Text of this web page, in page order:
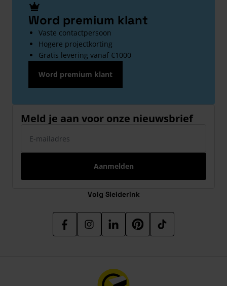
Word premium klant
Vaste contactpersoon
Hogere projectkorting
Gratis levering vanaf €1000
Word premium klant
Meld je aan voor onze nieuwsbrief
Aanmelden
Volg Sleiderink